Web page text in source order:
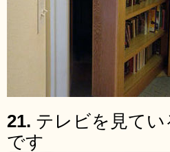
21. テレビを見て
です